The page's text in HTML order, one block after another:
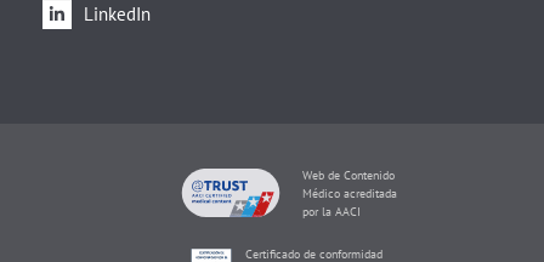
LinkedIn
Web de Contenido
Médico acreditada
por la AACI
Certificado de conformidad